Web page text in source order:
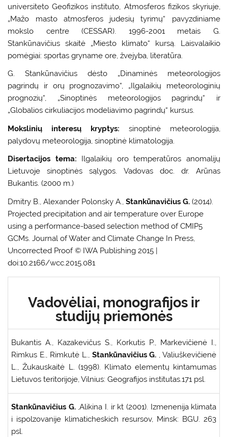
universiteto Geofizikos instituto, Atmosferos fizikos skyriuje,
„Mažo masto atmosferos judesių tyrimų“ pavyzdiniame
mokslo centre (CESSAR). 1996-2001 metais G.
Stankūnavičius skaitė „Miesto klimato“ kursą. Laisvalaikio
pomėgiai: sportas gryname ore, žvejyba, literatūra.
G. Stankūnavičius dėsto „Dinaminės meteorologijos
pagrindų ir orų prognozavimo“, „Ilgalaikių meteorologinių
prognozių“, „Sinoptinės meteorologijos pagrindų“ ir
„Globalios cirkuliacijos modeliavimo pagrindų“ kursus.
Mokslinių interesų kryptys: sinoptinė meteorologija,
palydovų meteorologija, sinoptinė klimatologija.
Disertacijos tema: Ilgalaikių oro temperatūros anomalijų
Lietuvoje sinoptinės sąlygos. Vadovas doc. dr. Arūnas
Bukantis. (2000 m.)
Dmitry B., Alexander Polonsky A.,Stankūnavičius G.(2014).
Projected precipitation and air temperature over Europe
using a performance-based selection method of CMIP5
GCMs. Journal of Water and Climate Change In Press,
Uncorrected Proof © IWA Publishing 2015 |
doi:10.2166/wcc.2015.081
Vadovėliai, monografijos ir
studijų priemonės
Bukantis A., Kazakevičus S., Korkutis P., Markevičienė I.,
Rimkus E., Rimkutė L., Stankūnavičius G. , Valiuškevičienė
L., Žukauskaitė L. (1998). Klimato elementų kintamumas
Lietuvos teritorijoje, Vilnius: Geografijos institutas.171 psl.
Stankūnavičius G. ,Alikina I. ir kt (2001). Izmenenija klimata
i ispolzovanije klimaticheskich resursov, Minsk: BGU. 263
psl.